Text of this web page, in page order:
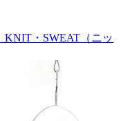
KNIT・SWEAT（ニッ